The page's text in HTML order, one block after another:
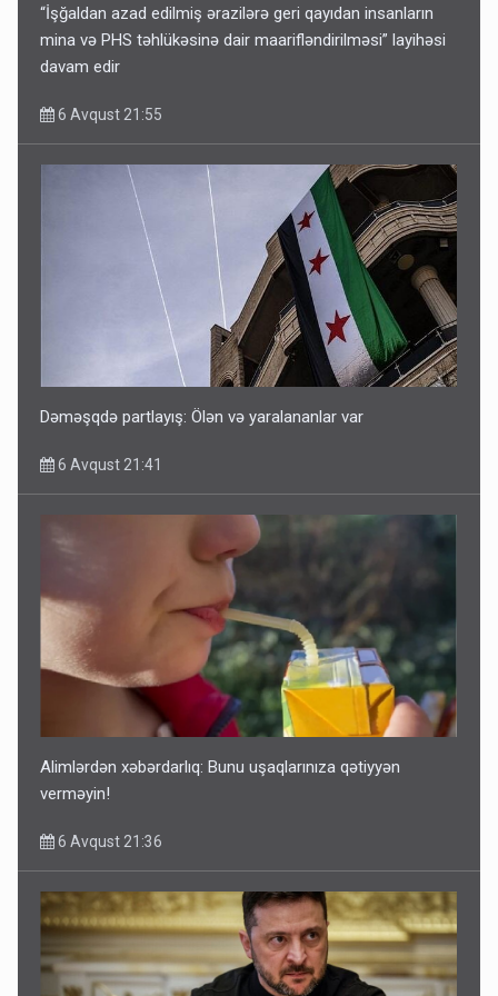
“İşğaldan azad edilmiş ərazilərə geri qayıdan insanların
mina və PHS təhlükəsinə dair maarifləndirilməsi” layihəsi
davam edir
6 Avqust 21:55
Dəməşqdə partlayış: Ölən və yaralananlar var
6 Avqust 21:41
Alimlərdən xəbərdarlıq: Bunu uşaqlarınıza qətiyyən
verməyin!
6 Avqust 21:36